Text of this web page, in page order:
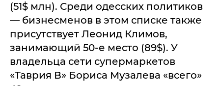
(51$ млн). Среди одесских политиков
— бизнесменов в этом списке также
присутствует Леонид Климов,
занимающий 50-е место (89$). У
владельца сети супермаркетов
«Таврия В» Бориса Музалева «всего»